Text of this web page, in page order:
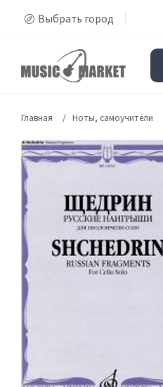
Выбрать город
Главная Ноты, самоучители